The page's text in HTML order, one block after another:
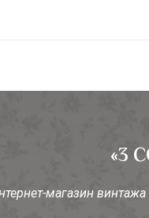
«3
магазин